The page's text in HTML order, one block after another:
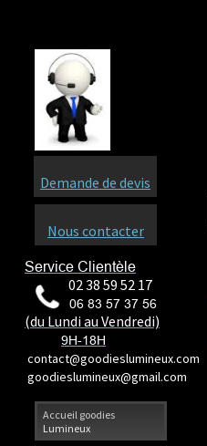
Accueil goodies
Lumineux
Service Clientèle
02 38 59 52 17
06 83 57 37 56
(du Lundi au Vendredi)
9H-18H
contact@goodieslumineux.com
goodieslumineux@gmail.com
Demande de devis
Nous contacter